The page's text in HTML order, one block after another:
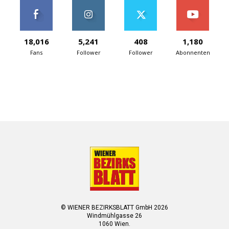
18,016
Fans
5,241
Follower
408
Follower
1,180
Abonnenten
© WIENER BEZIRKSBLATT GmbH 2026
Windmühlgasse 26
1060 Wien.